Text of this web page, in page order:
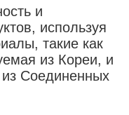
и
используя
такие как
из Кореи, и
Соединенных